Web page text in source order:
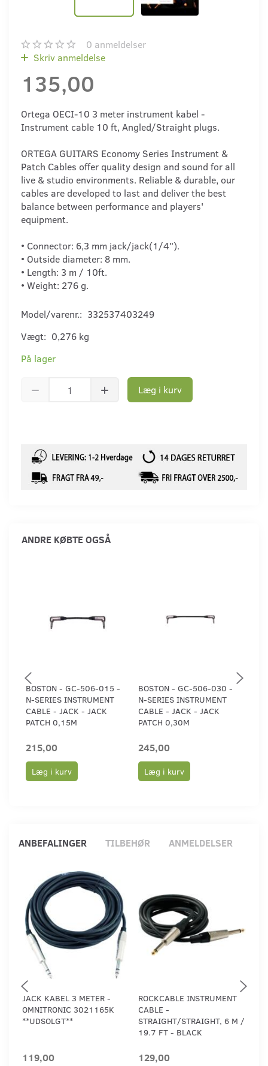
0 anmeldelser
Skriv anmeldelse
135,00
Ortega OECI-10 3 meter instrument kabel -
Instrument cable 10 ft, Angled/Straight plugs.
ORTEGA GUITARS Economy Series Instrument &
Patch Cables offer quality design and sound for all
live & studio environments. Reliable & durable, our
cables are developed to last and deliver the best
balance between performance and players'
equipment.
• Connector: 6,3 mm jack/jack(1/4").
• Outside diameter: 8 mm.
• Length: 3 m / 10ft.
• Weight: 276 g.
Model/varenr.: 332537403249
Vægt: 0,276 kg
På lager
Læg i kurv
ANDRE KØBTE OGSÅ
BOSTON - GC-506-015 -
N-SERIES INSTRUMENT
CABLE - JACK - JACK
PATCH 0,15M
215,00
Læg i kurv
BOSTON - GC-506-030 -
N-SERIES INSTRUMENT
CABLE - JACK - JACK
PATCH 0,30M
245,00
Læg i kurv
ANBEFALINGER TILBEHØR ANMELDELSER
JACK KABEL 3 METER -
OMNITRONIC 3021165K
**UDSOLGT**
119,00
ROCKCABLE INSTRUMENT
CABLE -
STRAIGHT/STRAIGHT, 6 M /
19.7 FT - BLACK
129,00